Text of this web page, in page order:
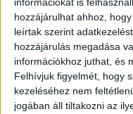
hozzájárulhat ahhoz,
leírtak szerint
hozzájárulás megadása
információkhoz juthat, és
Felhívjuk figyelmét, hogy
kezeléséhez nem
jogában áll tiltakozni az
szerveztét
került, szerettei és
művész felépül.A
legfrissebb híreit